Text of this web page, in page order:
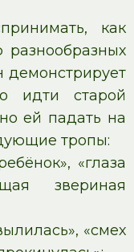
как
демонстрирует
идти старой
ей падать на
тропы:
«глаза
звериная
«смех